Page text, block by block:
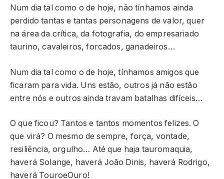
Num dia tal como o de hoje, não tínhamos ainda
perdido tantas e tantas personagens de valor, quer
na área da crítica, da fotografia, do empresariado
taurino, cavaleiros, forcados, ganadeiros…
Num dia tal como o de hoje, tínhamos amigos que
ficaram para vida. Uns estão, outros já não estão
entre nós e outros ainda travam batalhas difíceis…
O que ficou? Tantos e tantos momentos felizes. O
que virá? O mesmo de sempre, força, vontade,
resiliência, orgulho… Até que haja tauromaquia,
haverá Solange, haverá João Dinis, haverá Rodrigo,
haverá TouroeOuro!